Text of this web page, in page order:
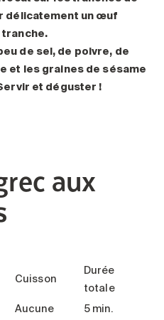
délicatement un œuf
tranche.
de sel, de poivre, de
et les graines de sésame
et déguster !
aux
Cuisson
Durée
totale
Aucune 5 min.